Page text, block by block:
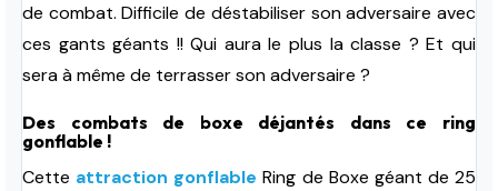
de combat. Difficile de déstabiliser son adversaire avec
ces gants géants !! Qui aura le plus la classe ? Et qui
sera à même de terrasser son adversaire ?
Des combats de boxe déjantés dans ce ring
gonflable !
Cette attraction gonflable Ring de Boxe géant de 25